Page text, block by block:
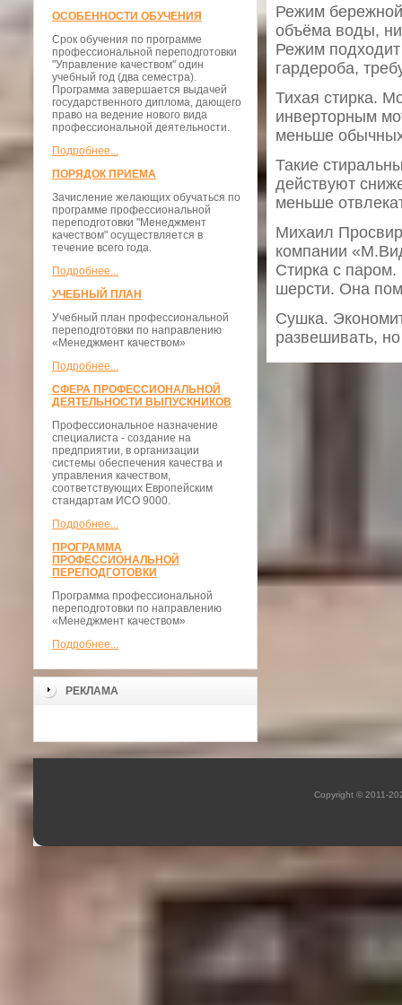
ОСОБЕННОСТИ ОБУЧЕНИЯ
Срок обучения по программе
профессиональной переподготовки
"Управление качеством" один
учебный год (два семестра).
Программа завершается выдачей
государственного диплома, дающего
право на ведение нового вида
профессиональной деятельности.
Подробнее...
ПОРЯДОК ПРИЕМА
Зачисление желающих обучаться по
программе профессиональной
переподготовки "Менеджмент
качеством" осуществляется в
течение всего года.
Подробнее...
УЧЕБНЫЙ ПЛАН
Учебный план профессиональной
переподготовки по направлению
«Менеджмент качеством»
Подробнее...
СФЕРА ПРОФЕССИОНАЛЬНОЙ
ДЕЯТЕЛЬНОСТИ ВЫПУСКНИКОВ
Профессиональное назначение
специалиста - создание на
предприятии, в организации
системы обеспечения качества и
управления качеством,
соответствующих Европейским
стандартам ИСО 9000.
Подробнее...
ПРОГРАММА
ПРОФЕССИОНАЛЬНОЙ
ПЕРЕПОДГОТОВКИ
Программа профессиональной
переподготовки по направлению
«Менеджмент качеством»
Подробнее...
РЕКЛАМА
Режим
объёма воды,
Режим
гардероба,
Тихая стирка.
инверторным
меньше
Такие
действуют
меньше
Михаил
компании
Стирка с
шерсти. Она
Сушка.
развешивать,
Copyright © 2011-